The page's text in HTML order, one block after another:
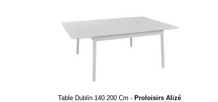
Table Dublin 140 200 Cm - Proloisirs Alizé